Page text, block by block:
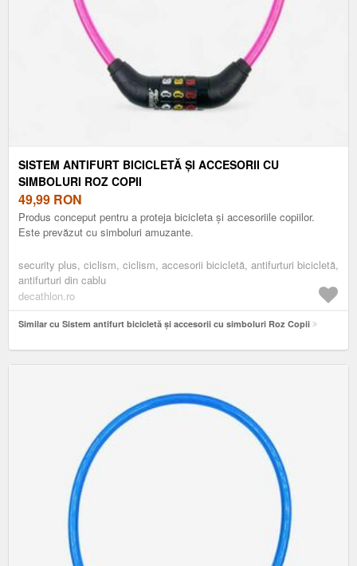
SISTEM ANTIFURT BICICLETĂ ȘI ACCESORII CU
SIMBOLURI ROZ COPII
49,99 RON
Produs conceput pentru a proteja bicicleta și accesoriile copiilor.
Este prevăzut cu simboluri amuzante.
security plus, ciclism, ciclism, accesorii bicicletă, antifurturi bicicletă,
antifurturi din cablu
decathlon.ro
Similar cu Sistem antifurt bicicletă și accesorii cu simboluri Roz Copii